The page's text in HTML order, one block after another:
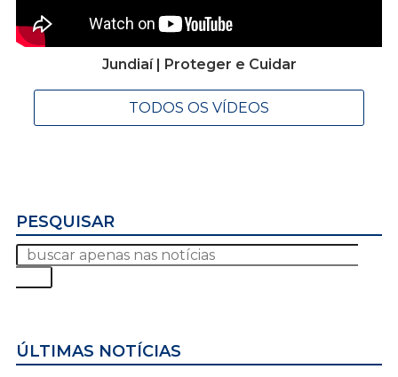
Jundiaí | Proteger e Cuidar
TODOS OS VÍDEOS
PESQUISAR
ÚLTIMAS NOTÍCIAS